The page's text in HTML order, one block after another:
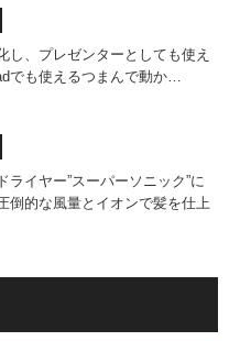
し、プレゼンターとしても使え
でも使えるつまんで動か…
ライヤー”スーパーソニック”に
倒的な風量とイオンで髪を仕上